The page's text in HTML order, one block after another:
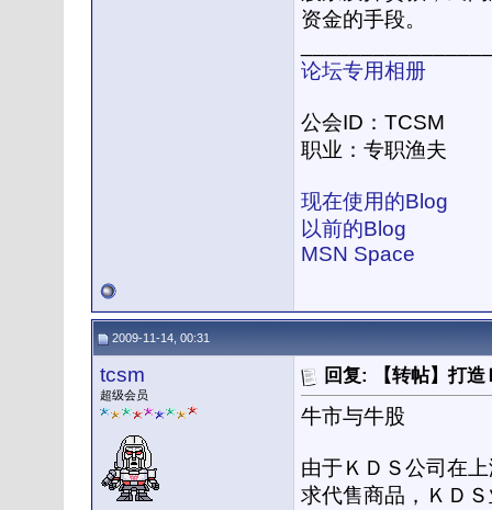
资金的手段。
论坛专用相册
公会ID：TCSM
职业：专职渔夫
现在使用的Blog
以前的Blog
MSN Space
2009-11-14, 00:31
tcsm
超级会员
回复: 【转帖】打
牛市与牛股
由于ＫＤＳ公司在
求代售商品，ＫＤ